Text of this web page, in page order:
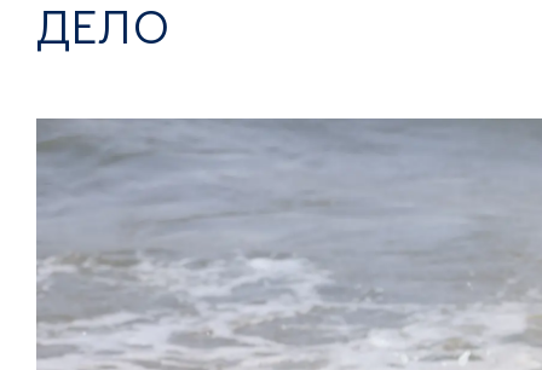
ДЕЛО